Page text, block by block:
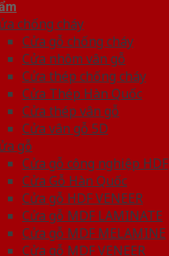
chống cháy
Cửa gỗ chống cháy
Cửa nhôm vân gỗ
Cửa thép chống cháy
Cửa Thép Hàn Quốc
Cửa thép vân gỗ
Cửa vân gỗ 5D
gỗ
Cửa gỗ công nghiệp HDF
Cửa Gỗ Hàn Quốc
Cửa gỗ HDF VENEER
Cửa gỗ MDF LAMINATE
Cửa gỗ MDF MELAMINE
Cửa gỗ MDF VENEER